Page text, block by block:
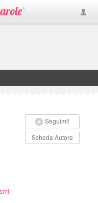
Seguimi!
Scheda Autore